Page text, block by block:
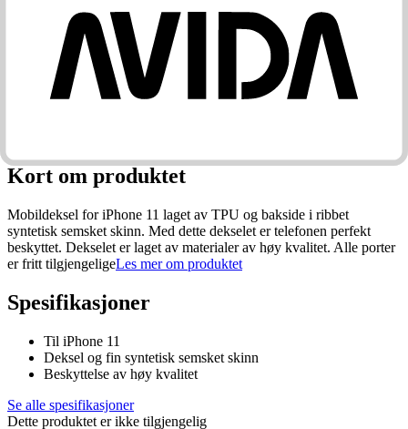
Kort om produktet
Mobildeksel for iPhone 11 laget av TPU og bakside i ribbet
syntetisk semsket skinn. Med dette dekselet er telefonen perfekt
Kort om produktet
Mobildeksel for iPhone 11 laget av TPU og bakside i ribbet
syntetisk semsket skinn. Med dette dekselet er telefonen perfekt
beskyttet. Dekselet er laget av materialer av høy kvalitet. Alle porter
er fritt tilgjengeligeLes mer om produktet
Spesifikasjoner
Til iPhone 11
Deksel og fin syntetisk semsket skinn
Beskyttelse av høy kvalitet
Se alle spesifikasjoner
Dette produktet er ikke tilgjengelig